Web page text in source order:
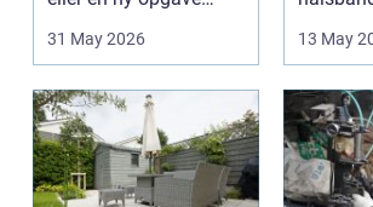
opstår fra dag til...
31 May 2026
godt bur
13 May